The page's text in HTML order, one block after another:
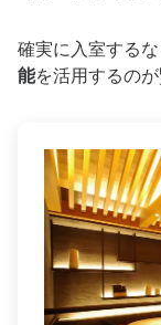
確実に入室する
能を活用するのが